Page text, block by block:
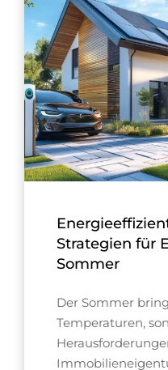
Strategien für
Sommer
Der Sommer
Temperaturen,